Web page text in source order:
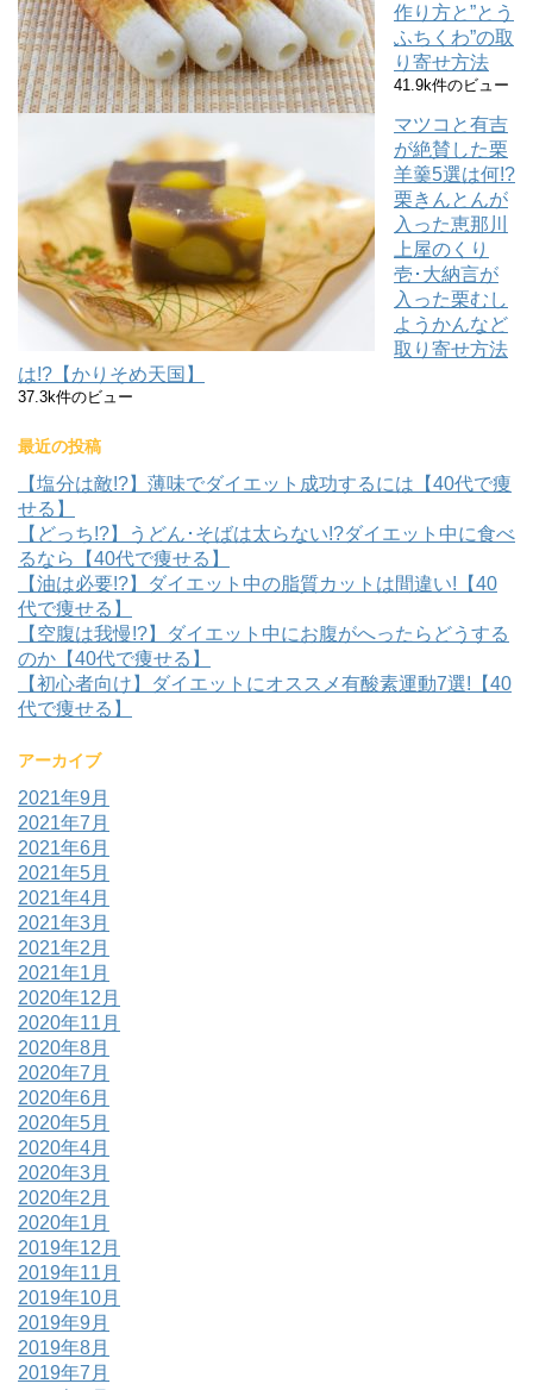
作り方と”とう
ふちくわ”の取
り寄せ方法
41.9k件のビュー
マツコと有吉
が絶賛した栗
羊羹5選は何!?
栗きんとんが
入った恵那川
上屋のくり
壱･大納言が
入った栗むし
ようかんなど
取り寄せ方法
は!?【かりそめ天国】
37.3k件のビュー
最近の投稿
【塩分は敵!?】薄味でダイエット成功するには【40代で痩
せる】
【どっち!?】うどん･そばは太らない!?ダイエット中に食べ
るなら【40代で痩せる】
【油は必要!?】ダイエット中の脂質カットは間違い!【40
代で痩せる】
【空腹は我慢!?】ダイエット中にお腹がへったらどうする
のか【40代で痩せる】
【初心者向け】ダイエットにオススメ有酸素運動7選!【40
代で痩せる】
アーカイブ
2021年9月
2021年7月
2021年6月
2021年5月
2021年4月
2021年3月
2021年2月
2021年1月
2020年12月
2020年11月
2020年8月
2020年7月
2020年6月
2020年5月
2020年4月
2020年3月
2020年2月
2020年1月
2019年12月
2019年11月
2019年10月
2019年9月
2019年8月
2019年7月